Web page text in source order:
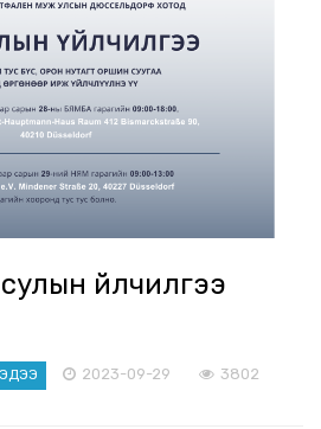
үйлчилгээ
2023-09-29 3802